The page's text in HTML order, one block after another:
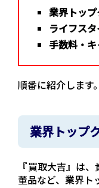
業界トッ
ライフス
手数料・
順番に紹介します。
業界トップ
『買取大吉』は
董品など、業界ト